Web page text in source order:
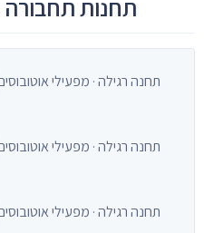
תחנות תחבורה
תחנה רגילה · מפעילי אוטובוסים
תחנה רגילה · מפעילי אוטובוסים
תחנה רגילה · מפעילי אוטובוסים